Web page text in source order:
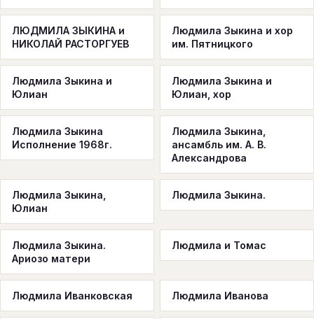
ЛЮДМИЛА ЗЫКИНА и
НИКОЛАЙ РАСТОРГУЕВ
Людмила Зыкина и хор
им. Пятницкого
Людмила Зыкина и
Юлиан
Людмила Зыкина и
Юлиан, хор
Людмила Зыкина
Исполнение 1968г.
Людмила Зыкина,
ансамбль им. А. В.
Александрова
Людмила Зыкина,
Юлиан
Людмила Зыкина.
Людмила Зыкина.
Ариозо матери
Людмила и Томас
Людмила Иванковская Людмила Иванова